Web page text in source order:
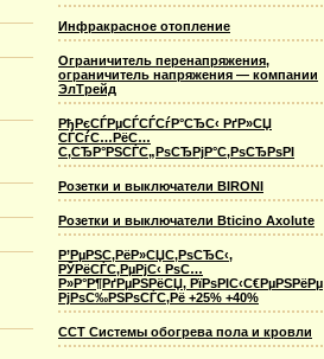
Инфракрасное отопление
Ограничитель перенапряжения,
ограничитель напряжения — компании
ЭлТрейд
РђРєСЃРµСЃСЃСѓР°СЂС‹ РґР»СЏ
СЃСѓС…РёС…
С‚СЂР°РЅСЃС„РѕСЂРјР°С‚РѕСЂРѕРІ
Розетки и выключатели BIRONI
Розетки и выключатели Bticino Axolute
Р’РµРЅС‚РёР»СЏС‚РѕСЂС‹,
РЎРёСЃС‚РµРјС‹ РѕС…
Р»Р°Р¶РґРµРЅРёСЏ, РїРѕРІС‹С€РµРЅРёРµ
РјРѕС‰РЅРѕСЃС‚Рё +25% +40%
ССТ Системы обогрева пола и кровли